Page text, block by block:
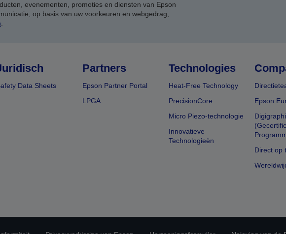
evenementen, promoties en diensten van Epson
op basis van uw voorkeuren en webgedrag,
.
Data Sheets
Partners
Epson Partner Portal
LPGA
Technologies
Heat-Free Technology
PrecisionCore
Micro Piezo-technologie
Innovatieve
Technologieën
Epson
Direct op